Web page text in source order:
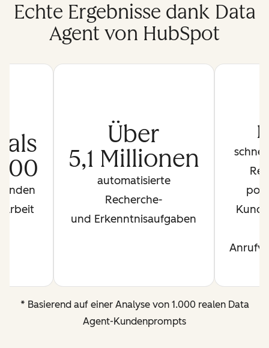
Echte Ergebnisse dank Data
Agent von HubSpot
als
Arbeit
Über
5,1 Millionen
automatisierte
Recherche-
und Erkenntnisaufgaben
* Basierend auf einer Analyse von 1.000 realen Data
Agent-Kundenprompts